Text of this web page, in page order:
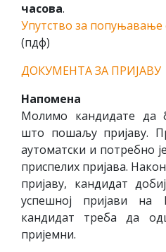
часова.
Упутство за попуњавање
(пдф)
ДОКУМЕНТА ЗА ПРИЈАВУ
Напомена
Молимо кандидате да
што пошаљу пријаву.
аутоматски и потребно
приспелих пријава.
пријаву, кандидат
успешној пријави на
кандидат треба да
пријемни.